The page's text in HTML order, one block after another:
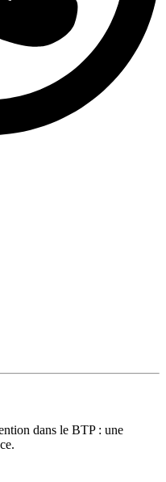
dans le BTP : une